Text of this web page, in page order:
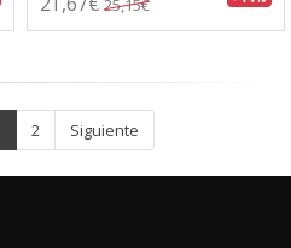
25,15€
2 Siguiente